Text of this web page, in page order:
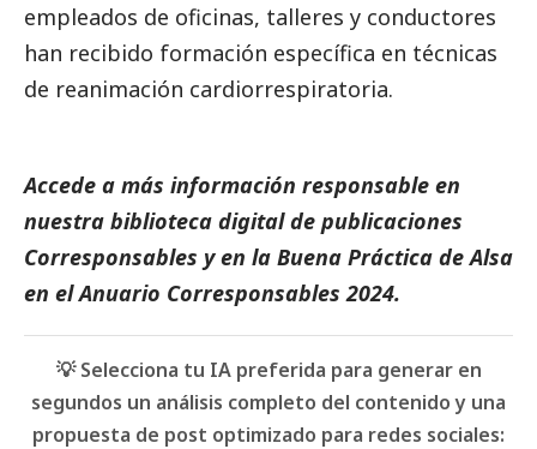
empleados de oficinas, talleres y conductores
han recibido formación específica en técnicas
de reanimación cardiorrespiratoria.
Accede a más información responsable en
nuestra biblioteca digital de publicaciones
Corresponsables y en la Buena Práctica de Alsa
en elAnuario Corresponsables 2024.
💡 Selecciona tu IA preferida para generar en
segundos un análisis completo del contenido y una
propuesta de post optimizado para redes sociales: